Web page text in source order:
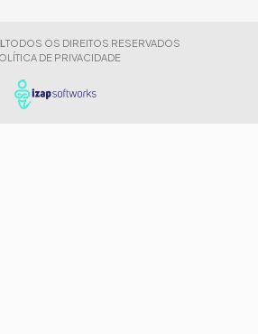
TODOS OS DIREITOS RESERVADOS
DE PRIVACIDADE